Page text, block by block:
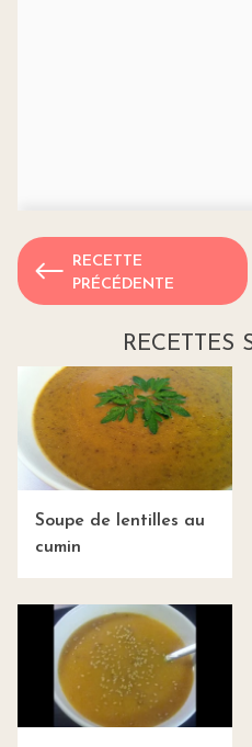
RECETTE
PRÉCÉDENTE
RECETTES
Soupe de lentilles au
cumin